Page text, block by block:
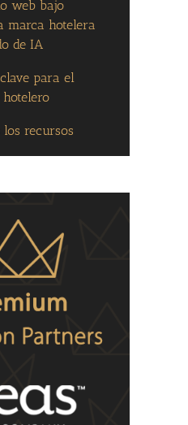
web bajo
marca hotelera
de IA
para el
los recursos